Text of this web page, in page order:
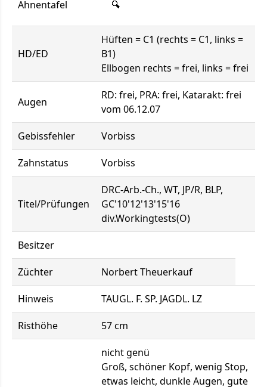
Ahnentafel
HD/ED
Hüften = C1 (rechts = C1, links =
B1)
Ellbogen rechts = frei, links = frei
Augen
RD: frei, PRA: frei, Katarakt: frei
vom 06.12.07
Gebissfehler Vorbiss
Zahnstatus Vorbiss
Titel/Prüfungen
DRC-Arb.-Ch., WT, JP/R, BLP,
GC'10'12'13'15'16
div.Workingtests(O)
Besitzer
Züchter Norbert Theuerkauf
Hinweis TAUGL. F. SP. JAGDL. LZ
Risthöhe 57 cm
nicht genü
Groß, schöner Kopf, wenig Stop,
etwas leicht, dunkle Augen, gute